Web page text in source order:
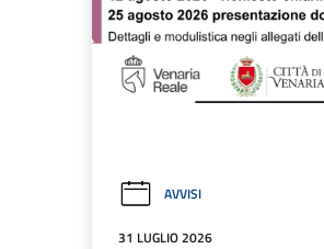
AVVISI
31 LUGLIO 2026